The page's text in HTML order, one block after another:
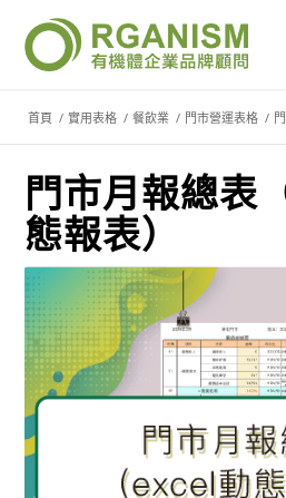
首頁 / 實用表格 / 餐飲業 / 門市營運表格 /
門市月報總表
態報表）